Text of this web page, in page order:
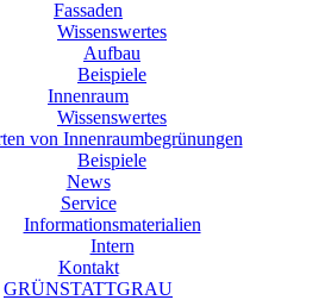
Fassaden
Wissenswertes
Aufbau
Beispiele
Innenraum
Wissenswertes
von Innenraumbegrünungen
Beispiele
News
Service
Informationsmaterialien
Intern
Kontakt
GRÜNSTATTGRAU